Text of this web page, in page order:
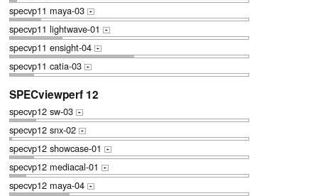
specvp11 maya-03 +
specvp11 lightwave-01 +
specvp11 ensight-04 +
specvp11 catia-03 +
SPECviewperf 12
specvp12 sw-03 +
specvp12 snx-02 +
specvp12 showcase-01 +
specvp12 mediacal-01 +
specvp12 maya-04 +